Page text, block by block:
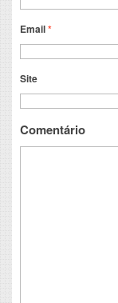
Email*
Site
Comentário